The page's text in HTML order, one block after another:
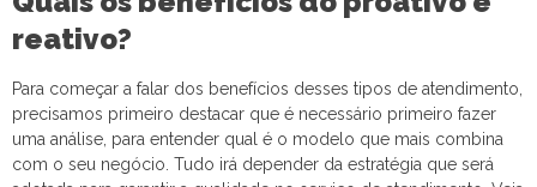
reativo?
Para começar a falar dos benefícios desses tipos de atendimento,
precisamos primeiro destacar que é necessário primeiro fazer
uma análise, para entender qual é o modelo que mais combina
com o seu negócio. Tudo irá depender da estratégia que será